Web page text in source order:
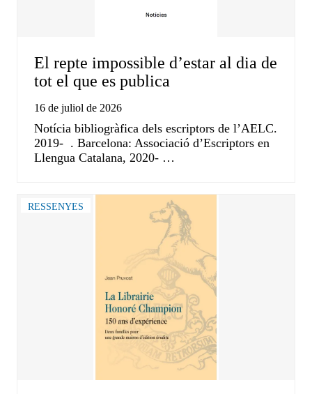
El repte impossible d’estar al dia de
tot el que es publica
16 de juliol de 2026
Notícia bibliogràfica dels escriptors de l’AELC.
2019- . Barcelona: Associació d’Escriptors en
Llengua Catalana, 2020- …
RESSENYES